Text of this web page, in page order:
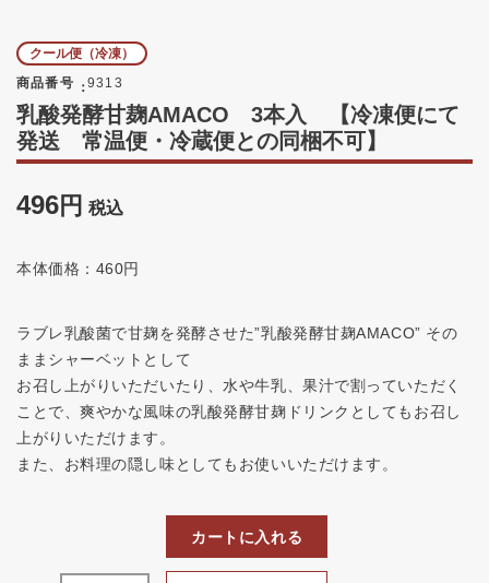
クール便（冷凍）
商品番号
9313
乳酸発酵甘麹AMACO 3本入 【冷凍便にて
発送 常温便・冷蔵便との同梱不可】
496 税込
本体価格：460円
ラブレ乳酸菌で甘麹を発酵させた”乳酸発酵甘麹AMACO” その
ままシャーベットとして
お召し上がりいただいたり、水や牛乳、果汁で割っていただく
ことで、爽やかな風味の乳酸発酵甘麹ドリンクとしてもお召し
上がりいただけます。
また、お料理の隠し味としてもお使いいただけます。
カートに入れる